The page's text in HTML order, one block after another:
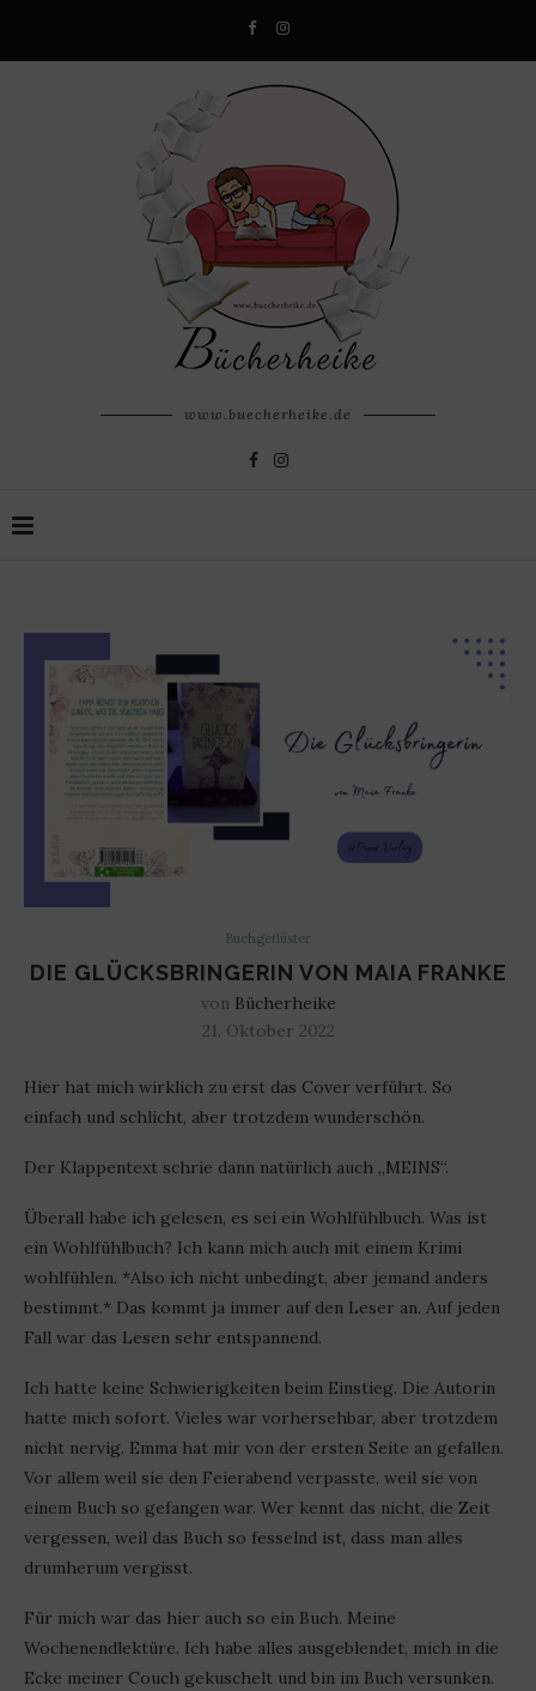
www.buecherheike.de
Buchgeflüster
DIE GLÜCKSBRINGERIN VON MAIA FRANKE
von Bücherheike
21. Oktober 2022
Hier hat mich wirklich zu erst das Cover verführt. So
einfach und schlicht, aber trotzdem wunderschön.
Der Klappentext schrie dann natürlich auch „MEINS“.
Überall habe ich gelesen, es sei ein Wohlfühlbuch. Was ist
ein Wohlfühlbuch? Ich kann mich auch mit einem Krimi
wohlfühlen. *Also ich nicht unbedingt, aber jemand anders
bestimmt.* Das kommt ja immer auf den Leser an. Auf jeden
Fall war das Lesen sehr entspannend.
Ich hatte keine Schwierigkeiten beim Einstieg. Die Autorin
hatte mich sofort. Vieles war vorhersehbar, aber trotzdem
nicht nervig. Emma hat mir von der ersten Seite an gefallen.
Vor allem weil sie den Feierabend verpasste, weil sie von
einem Buch so gefangen war. Wer kennt das nicht, die Zeit
vergessen, weil das Buch so fesselnd ist, dass man alles
drumherum vergisst.
Für mich war das hier auch so ein Buch. Meine
Wochenendlektüre. Ich habe alles ausgeblendet, mich in die
Ecke meiner Couch gekuschelt und bin im Buch versunken.